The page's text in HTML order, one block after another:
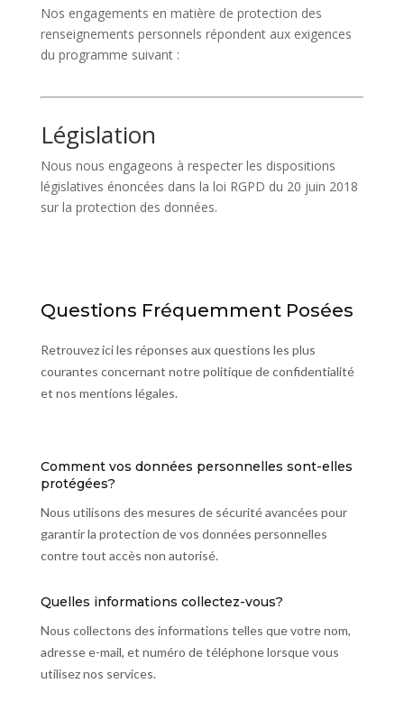
Nos engagements en matière de protection des
renseignements personnels répondent aux exigences
du programme suivant :
Législation
Nous nous engageons à respecter les dispositions
législatives énoncées dans la loi RGPD du 20 juin 2018
sur la protection des données.
Questions Fréquemment Posées
Retrouvez ici les réponses aux questions les plus
courantes concernant notre politique de confidentialité
et nos mentions légales.
Comment vos données personnelles sont-elles
protégées?
Nous utilisons des mesures de sécurité avancées pour
garantir la protection de vos données personnelles
contre tout accès non autorisé.
Quelles informations collectez-vous?
Nous collectons des informations telles que votre nom,
adresse e-mail, et numéro de téléphone lorsque vous
utilisez nos services.